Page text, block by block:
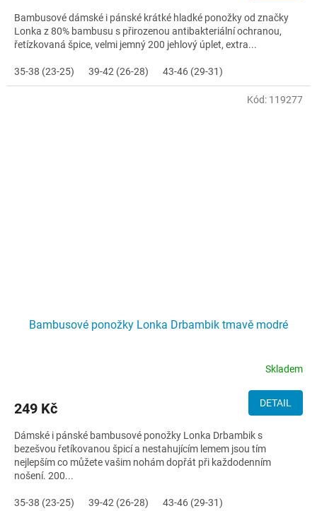
Bambusové dámské i pánské krátké hladké ponožky od značky
Lonka z 80% bambusu s přirozenou antibakteriální ochranou,
řetízkovaná špice, velmi jemný 200 jehlový úplet, extra...
35-38 (23-25) 39-42 (26-28) 43-46 (29-31)
Bambusové ponožky Lonka Drbambik tmavě modré
Skladem
249 Kč DETAIL
Dámské i pánské bambusové ponožky Lonka Drbambik s
bezešvou řetíkovanou špicí a nestahujícím lemem jsou tím
nejlepším co můžete vašim nohám dopřát při každodenním
nošení. 200...
35-38 (23-25) 39-42 (26-28) 43-46 (29-31)
Kód: 119277